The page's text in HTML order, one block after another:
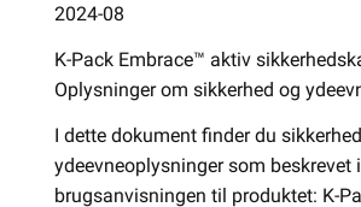
2024-08
K-Pack Embrace™ aktiv
Oplysninger om sikkerhed og
I dette dokument finder du
ydeevneoplysninger som beskrevet i
brugsanvisningen til produktet: K-